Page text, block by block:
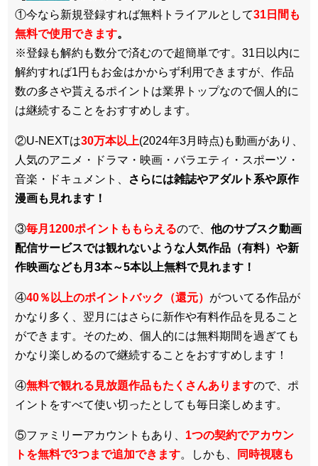
①今なら新規登録すれば無料トライアルとして31日間も
無料で使用できます。
※登録も解約も数分で済むので超簡単です。31日以内に
解約すれば1円もお金はかからず利用できますが、作品
数の多さや貰えるポイントは業界トップなので個人的に
は継続することをおすすめします。
②U-NEXTは30万本以上(2024年3月時点)も動画があり、
人気のアニメ・ドラマ・映画・バラエティ・スポーツ・
音楽・ドキュメント、
さらには雑誌やアダルト系や原作
漫画も見れます！
③毎月1200ポイントももらえるので、 他のサブスク動画
配信サービスでは観れないような人気作品（有料）や新
作映画なども月3本～5本以上無料で見れます！
④40％以上のポイントバック（還元） がついてる作品が
かなり多く、翌月にはさらに新作や有料作品を見ること
ができます。そのため、個人的には無料期間を過ぎても
かなり楽しめるので継続することをおすすめします！
④無料で観れる見放題作品もたくさんありますので、ポ
イントをすべて使い切ったとしても毎日楽しめます。
⑤ファミリーアカウントもあり、 1つの契約でアカウン
トを無料で3つまで追加できます。しかも、
同時視聴も